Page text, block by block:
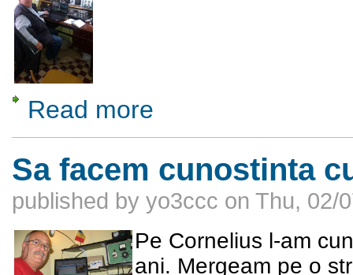
Read more
Sa facem cunostinta
published by yo3ccc on Thu, 02/
Pe Cornelius l-am
ani. Mergeam pe o